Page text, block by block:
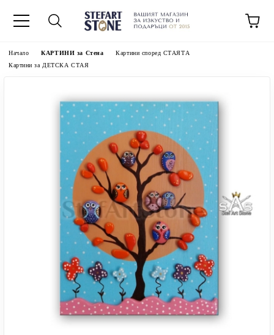
Начало КАРТИНИ за Стена
Картини според СТАЯТА
Картини за ДЕТСКА СТАЯ